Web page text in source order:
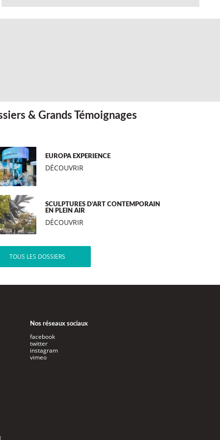
& Grands Témoignages
EUROPA EXPERIENCE
DÉCOUVRIR
SCULPTURES D’ART CONTEMPORAIN
EN PLEIN AIR
DÉCOUVRIR
TOUS LES DOSSIERS
Nos réseaux sociaux
facebook
twitter
instagram
vimeo